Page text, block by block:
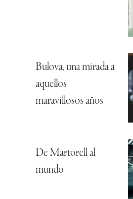
Bulova, una mirada a
aquellos
maravillosos años
De Martorell al
mundo